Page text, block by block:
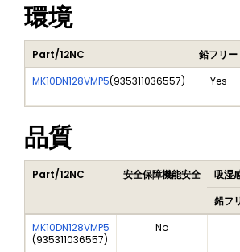
環境
Part/12NC 鉛フリー
MK10DN128VMP5(935311036557) Yes
品質
Part/12NC 安全保障機能安全 吸湿
鉛フ
MK10DN128VMP5
(935311036557)
No